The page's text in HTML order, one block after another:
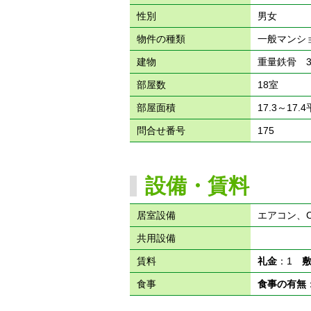
性別 男女
物件の種類 一般マンシ
建物 重量鉄骨
部屋数 18室
部屋面積 17.3～17.4
問合せ番号 175
設備・賃料
居室設備 エアコン、
共用設備
賃料 礼金：1
食事 食事の有無